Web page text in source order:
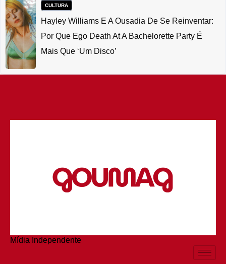
CULTURA
Hayley Williams E A Ousadia De Se Reinventar:
Por Que Ego Death At A Bachelorette Party É
Mais Que ‘um Disco’
Mídia Independente